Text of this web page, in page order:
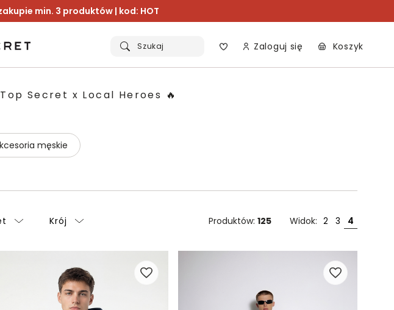
min. 3 produktów | kod: HOT
Szukaj Zaloguj się Koszyk
Top Secret x Local Heroes 🔥
męskie
Krój Produktów: 125 Widok: 2 3 4